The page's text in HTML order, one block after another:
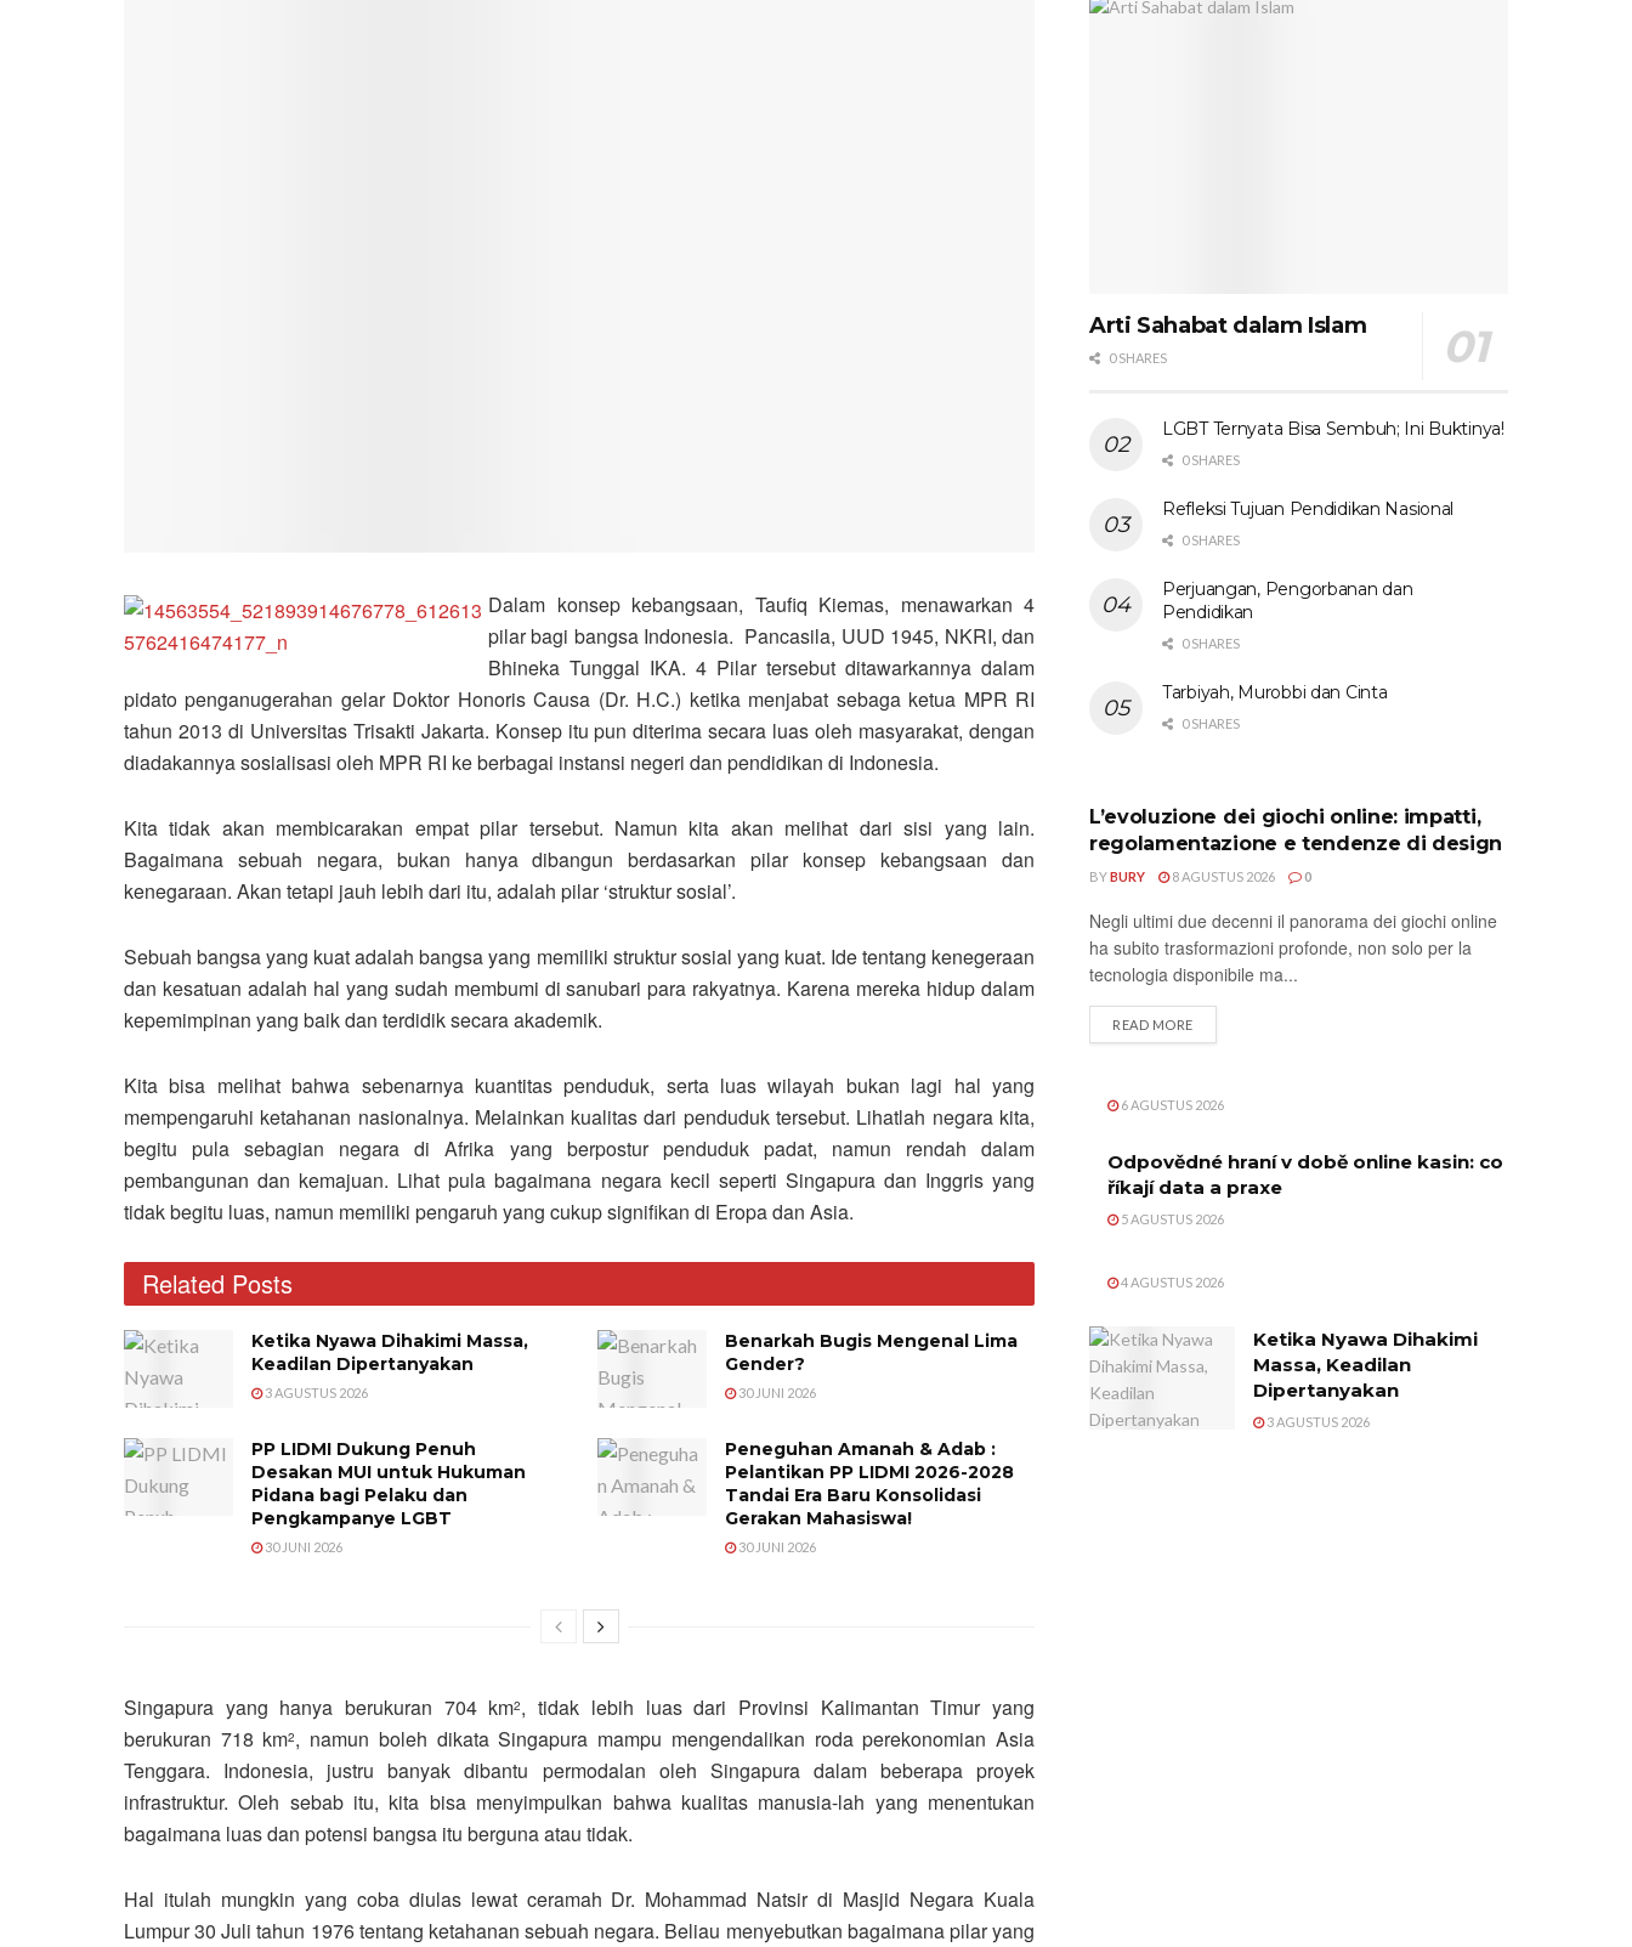
Dalam konsep kebangsaan, Taufiq Kiemas, menawarkan 4
pilar bagi bangsa Indonesia. Pancasila, UUD 1945, NKRI, dan
Bhineka Tunggal IKA. 4 Pilar tersebut ditawarkannya dalam
pidato penganugerahan gelar Doktor Honoris Causa (Dr. H.C.) ketika menjabat sebaga ketua MPR RI
tahun 2013 di Universitas Trisakti Jakarta. Konsep itu pun diterima secara luas oleh masyarakat, dengan
diadakannya sosialisasi oleh MPR RI ke berbagai instansi negeri dan pendidikan di Indonesia.
Kita tidak akan membicarakan empat pilar tersebut. Namun kita akan melihat dari sisi yang lain.
Bagaimana sebuah negara, bukan hanya dibangun berdasarkan pilar konsep kebangsaan dan
kenegaraan. Akan tetapi jauh lebih dari itu, adalah pilar ‘struktur sosial’.
Sebuah bangsa yang kuat adalah bangsa yang memiliki struktur sosial yang kuat. Ide tentang kenegeraan
dan kesatuan adalah hal yang sudah membumi di sanubari para rakyatnya. Karena mereka hidup dalam
kepemimpinan yang baik dan terdidik secara akademik.
Kita bisa melihat bahwa sebenarnya kuantitas penduduk, serta luas wilayah bukan lagi hal yang
mempengaruhi ketahanan nasionalnya. Melainkan kualitas dari penduduk tersebut. Lihatlah negara kita,
begitu pula sebagian negara di Afrika yang berpostur penduduk padat, namun rendah dalam
pembangunan dan kemajuan. Lihat pula bagaimana negara kecil seperti Singapura dan Inggris yang
tidak begitu luas, namun memiliki pengaruh yang cukup signifikan di Eropa dan Asia.
Related Posts
Ketika Nyawa Dihakimi Massa,
Keadilan Dipertanyakan
3 AGUSTUS 2026
Benarkah Bugis Mengenal Lima
Gender?
30 JUNI 2026
PP LIDMI Dukung Penuh
Desakan MUI untuk Hukuman
Pidana bagi Pelaku dan
Pengkampanye LGBT
30 JUNI 2026
Peneguhan Amanah & Adab :
Pelantikan PP LIDMI 2026-2028
Tandai Era Baru Konsolidasi
Gerakan Mahasiswa!
30 JUNI 2026
Singapura yang hanya berukuran 704 km2, tidak lebih luas dari Provinsi Kalimantan Timur yang
berukuran 718 km2, namun boleh dikata Singapura mampu mengendalikan roda perekonomian Asia
Tenggara. Indonesia, justru banyak dibantu permodalan oleh Singapura dalam beberapa proyek
infrastruktur. Oleh sebab itu, kita bisa menyimpulkan bahwa kualitas manusia-lah yang menentukan
bagaimana luas dan potensi bangsa itu berguna atau tidak.
Hal itulah mungkin yang coba diulas lewat ceramah Dr. Mohammad Natsir di Masjid Negara Kuala
Lumpur 30 Juli tahun 1976 tentang ketahanan sebuah negara. Beliau menyebutkan bagaimana pilar yang
Arti Sahabat dalam Islam
0 SHARES
LGBT Ternyata Bisa Sembuh; Ini Buktinya!
0 SHARES
Refleksi Tujuan Pendidikan Nasional
0 SHARES
Perjuangan, Pengorbanan dan
Pendidikan
0 SHARES
Tarbiyah, Murobbi dan Cinta
0 SHARES
UNCATEGORIZED
L’evoluzione dei giochi online: impatti,
regolamentazione e tendenze di design
BYBURY 8 AGUSTUS 2026 0
Negli ultimi due decenni il panorama dei giochi online
ha subito trasformazioni profonde, non solo per la
tecnologia disponibile ma...
READ MOREDETAILS
6 AGUSTUS 2026
Odpovědné hraní v době online kasin: co
říkají data a praxe
5 AGUSTUS 2026
4 AGUSTUS 2026
Ketika Nyawa Dihakimi
Massa, Keadilan
Dipertanyakan
3 AGUSTUS 2026